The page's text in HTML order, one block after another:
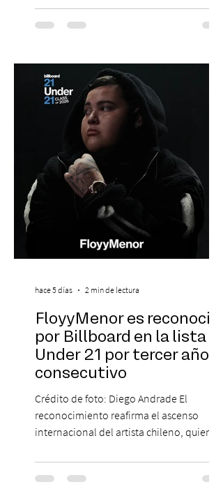
agosto, el Parque Arena Temuco será
escenario de una noche dedicada al indie
banda que llegará a la capital de La
Araucanía para ofrecer un show cargado
de energía, guitarras y canciones que han
marcado su breve pero exitosa trayectoria.
FloyyMenor es reconocido
por Billboard en la lista 21
Under 21 por tercer año
consecutivo
Crédito de foto: Diego Andrade El
reconocimiento reafirma el ascenso
internacional del artista chileno, quien
en la escena global. MIAMI, FL (3 de agosto
de 2026) — FloyyMenor ha sido
hace 5 días 2 min de lectura